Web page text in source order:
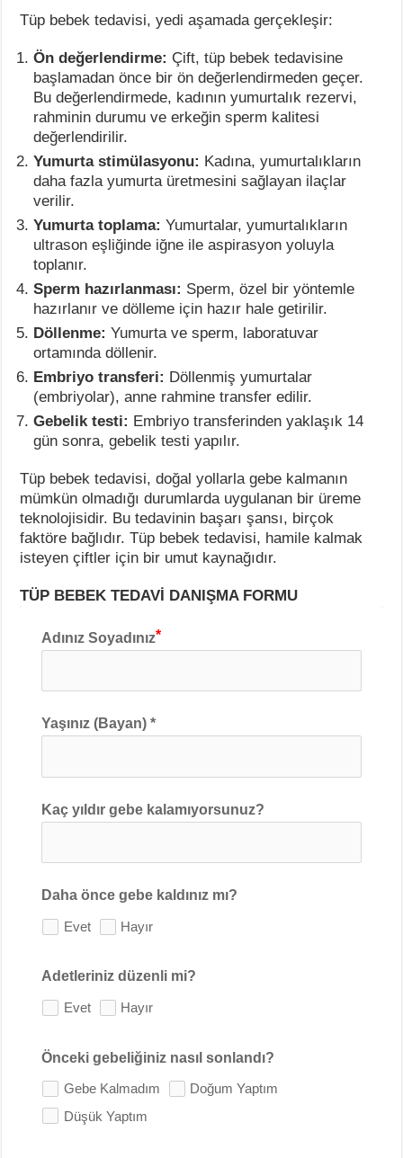
Tüp bebek tedavisi, yedi aşamada gerçekleşir:
Ön değerlendirme: Çift, tüp bebek tedavisine
başlamadan önce bir ön değerlendirmeden geçer.
Bu değerlendirmede, kadının yumurtalık rezervi,
rahminin durumu ve erkeğin sperm kalitesi
değerlendirilir.
Yumurta stimülasyonu: Kadına, yumurtalıkların
daha fazla yumurta üretmesini sağlayan ilaçlar
verilir.
Yumurta toplama: Yumurtalar, yumurtalıkların
ultrason eşliğinde iğne ile aspirasyon yoluyla
toplanır.
Sperm hazırlanması: Sperm, özel bir yöntemle
hazırlanır ve dölleme için hazır hale getirilir.
Döllenme: Yumurta ve sperm, laboratuvar
ortamında döllenir.
Embriyo transferi: Döllenmiş yumurtalar
(embriyolar), anne rahmine transfer edilir.
Gebelik testi: Embriyo transferinden yaklaşık 14
gün sonra, gebelik testi yapılır.
Tüp bebek tedavisi, doğal yollarla gebe kalmanın
mümkün olmadığı durumlarda uygulanan bir üreme
teknolojisidir. Bu tedavinin başarı şansı, birçok
faktöre bağlıdır. Tüp bebek tedavisi, hamile kalmak
isteyen çiftler için bir umut kaynağıdır.
TÜP BEBEK TEDAVİ DANIŞMA FORMU
Adınız Soyadınız
Yaşınız (Bayan) *
Kaç yıldır gebe kalamıyorsunuz?
Daha önce gebe kaldınız mı?
Evet Hayır
Adetleriniz düzenli mi?
Evet Hayır
Önceki gebeliğiniz nasıl sonlandı?
Gebe Kalmadım
Doğum Yaptım
Düşük Yaptım